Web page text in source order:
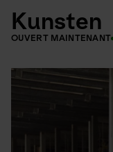
Kunsten
OUVERT MAINTENANT